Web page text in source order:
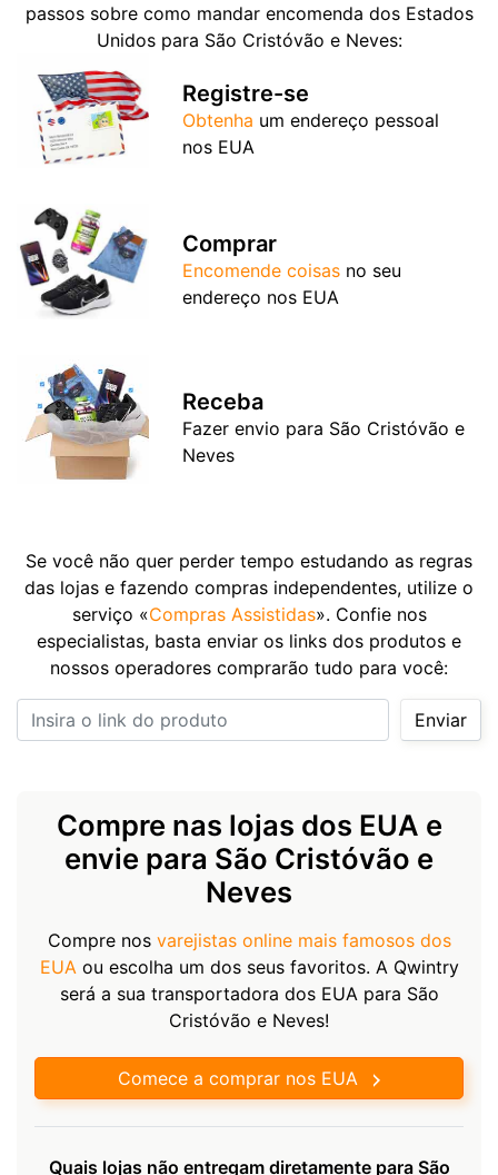
passos sobre como mandar encomenda dos Estados
Unidos para São Cristóvão e Neves:
Registre-se
Obtenha um endereço pessoal
nos EUA
Comprar
Encomende coisas no seu
endereço nos EUA
Receba
Fazer envio para São Cristóvão e
Neves
Se você não quer perder tempo estudando as regras
das lojas e fazendo compras independentes, utilize o
serviço «Compras Assistidas». Confie nos
especialistas, basta enviar os links dos produtos e
nossos operadores comprarão tudo para você:
Insira o link do produto
Enviar
Compre nas lojas dos EUA e
envie para São Cristóvão e
Neves
Compre nos varejistas online mais famosos dos
EUAou escolha um dos seus favoritos. A Qwintry
será a sua transportadora dos EUA para São
Cristóvão e Neves!
Comece a comprar nos EUA
Quais lojas não entregam diretamente para São